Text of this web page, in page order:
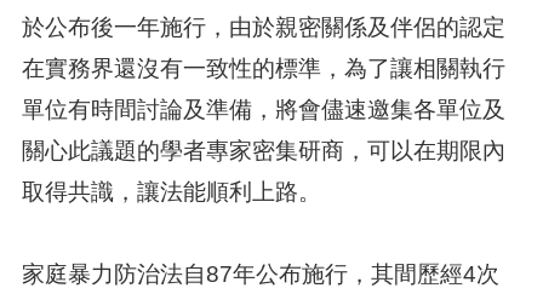
於公布後一年施行，由於親密關係及伴侶的認定
在實務界還沒有一致性的標準，為了讓相關執行
單位有時間討論及準備，將會儘速邀集各單位及
關心此議題的學者專家密集研商，可以在期限內
取得共識，讓法能順利上路。
家庭暴力防治法自87年公布施行，其間歷經4次